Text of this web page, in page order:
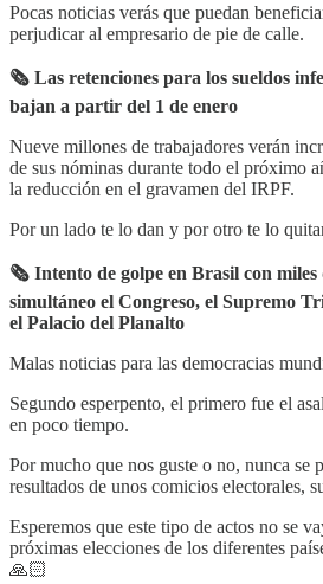
Pocas noticias verás que puedan
perjudicar al empresario de pie de calle.
🗞 Las retenciones para los sueldos
bajan a partir del 1 de enero
Nueve millones de trabajadores verán
de sus nóminas durante todo el próximo
la reducción en el gravamen del IRPF.
Por un lado te lo dan y por otro te lo
🗞 Intento de golpe en Brasil con miles
simultáneo el Congreso, el Supremo
el Palacio del Planalto
Malas noticias para las democracias
Segundo esperpento, el primero fue el
en poco tiempo.
Por mucho que nos guste o no, nunca se
resultados de unos comicios electorales,
Esperemos que este tipo de actos no se
próximas elecciones de los diferentes
🙏🏻